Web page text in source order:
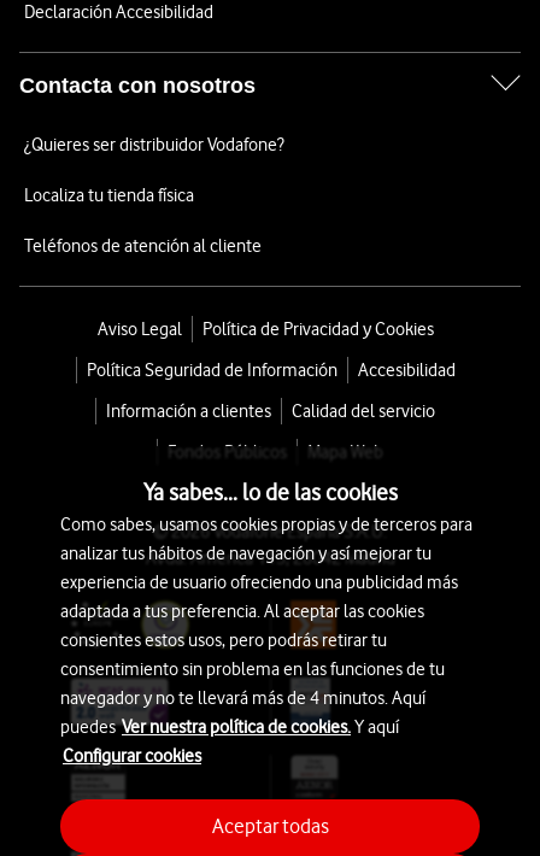
Declaración Accesibilidad
Contacta con nosotros
¿Quieres ser distribuidor Vodafone?
Localiza tu tienda física
Teléfonos de atención al cliente
Aviso Legal
Política de Privacidad y Cookies
Política Seguridad de Información
Accesibilidad
Información a clientes
Calidad del servicio
Fondos Públicos
Mapa Web
© 2026 Vodafone España S.A.U.
Avda. América 115, 28042 Madrid
Ya sabes... lo de las cookies
Como sabes, usamos cookies propias y de terceros para
analizar tus hábitos de navegación y así mejorar tu
experiencia de usuario ofreciendo una publicidad más
adaptada a tus preferencia. Al aceptar las cookies
consientes estos usos, pero podrás retirar tu
consentimiento sin problema en las funciones de tu
navegador y no te llevará más de 4 minutos. Aquí
puedesVer nuestra política de cookies.Y aquí
Configurar cookies
Aceptar todas